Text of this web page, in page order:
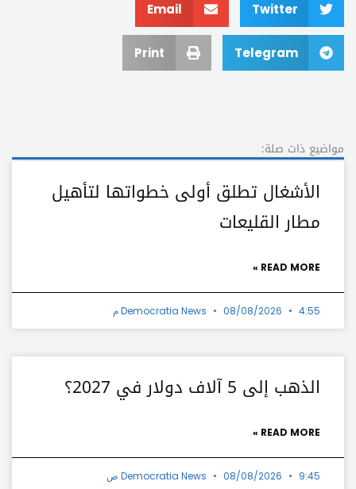
Twitter
Email
Telegram
Print
مواضيع ذات صلة:
الأشغال تطلق أولى خطواتها لتأهيل
مطار القليعات
READ MORE »
Democratia News 08/08/2026 4:55 م
الذهب إلى 5 آلاف دولار في 2027؟
READ MORE »
Democratia News 08/08/2026 9:45 ص